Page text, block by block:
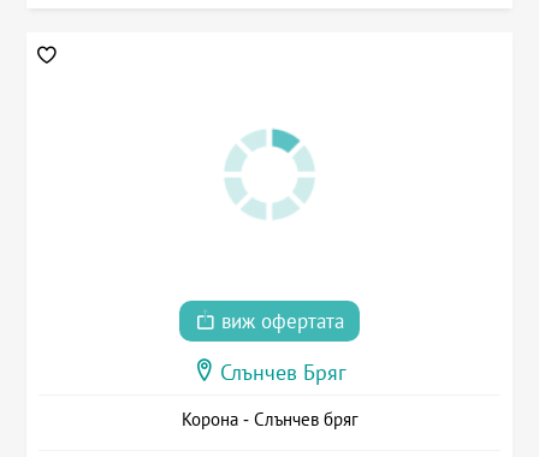
виж офертата
Слънчев Бряг
Корона - Слънчев бряг